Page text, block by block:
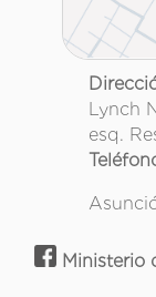
Lynch
esq.
Ministerio